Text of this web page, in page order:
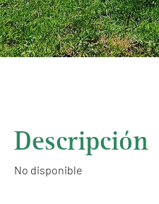
Descripción
No disponible